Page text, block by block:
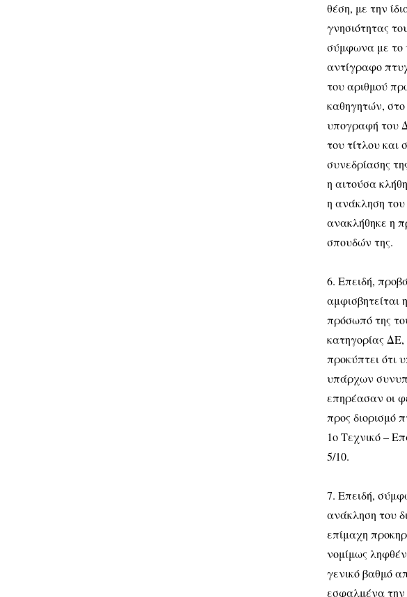
θέση, με την
γνησιότητας
σύμφωνα με το
αντίγραφο
του αριθμού
καθηγητών,
υπογραφή του
του τίτλου
συνεδρίασης
η αιτούσα
η ανάκληση του
ανακλήθηκε η
σπουδών της.
6. Επειδή,
αμφισβητείται
πρόσωπό της
κατηγορίας
προκύπτει ότι
υπάρχων
επηρέασαν οι
προς διορισμό
1ο Τεχνικό –
5/10.
7. Επειδή,
ανάκληση του
επίμαχη
νομίμως
γενικό βαθμό
εσφαλμένα την